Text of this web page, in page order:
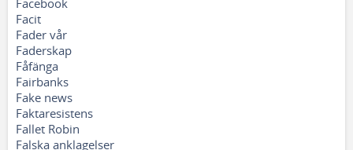
Facebook
Facit
Fader vår
Faderskap
Fåfänga
Fairbanks
Fake news
Faktaresistens
Fallet Robin
Falska anklagelser